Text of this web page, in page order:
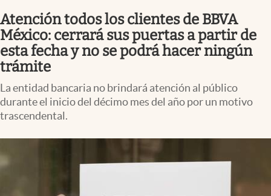
Pc y celular
Vida y estilo
Clima
abre en nueva pestaña
Atención todos los clientes de BBVA
México: cerrará sus puertas a partir de
esta fecha y no se podrá hacer ningún
trámite
La entidad bancaria no brindará atención al público
durante el inicio del décimo mes del año por un motivo
trascendental.